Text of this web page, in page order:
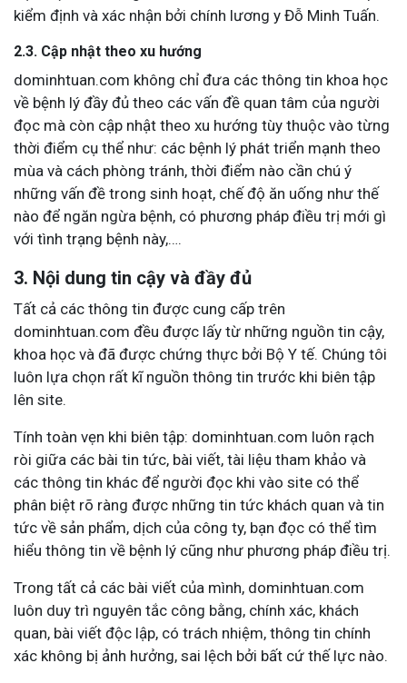
kiểm định và xác nhận bởi chính lương y Đỗ Minh Tuấn.
2.3. Cập nhật theo xu hướng
dominhtuan.com không chỉ đưa các thông tin khoa học
về bệnh lý đầy đủ theo các vấn đề quan tâm của người
đọc mà còn cập nhật theo xu hướng tùy thuộc vào từng
thời điểm cụ thể như: các bệnh lý phát triển mạnh theo
mùa và cách phòng tránh, thời điểm nào cần chú ý
những vấn đề trong sinh hoạt, chế độ ăn uống như thế
nào để ngăn ngừa bệnh, có phương pháp điều trị mới gì
với tình trạng bệnh này,….
3. Nội dung tin cậy và đầy đủ
Tất cả các thông tin được cung cấp trên
dominhtuan.com đều được lấy từ những nguồn tin cậy,
khoa học và đã được chứng thực bởi Bộ Y tế. Chúng tôi
luôn lựa chọn rất kĩ nguồn thông tin trước khi biên tập
lên site.
Tính toàn vẹn khi biên tập: dominhtuan.com luôn rạch
ròi giữa các bài tin tức, bài viết, tài liệu tham khảo và
các thông tin khác để người đọc khi vào site có thể
phân biệt rõ ràng được những tin tức khách quan và tin
tức về sản phẩm, dịch của công ty, bạn đọc có thể tìm
hiểu thông tin về bệnh lý cũng như phương pháp điều trị.
Trong tất cả các bài viết của mình, dominhtuan.com
luôn duy trì nguyên tắc công bằng, chính xác, khách
quan, bài viết độc lập, có trách nhiệm, thông tin chính
xác không bị ảnh hưởng, sai lệch bởi bất cứ thế lực nào.